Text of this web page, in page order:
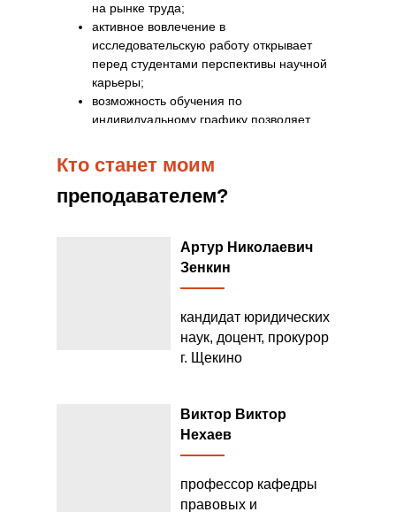
на рынке труда;
активное вовлечение в
исследовательскую работу открывает
перед студентами перспективы научной
карьеры;
возможность обучения по
индивидуальному графику позволяет
Артур Николаевич
Зенкин
кандидат юридических
наук, доцент, прокурор
г. Щекино
Виктор Виктор
Нехаев
профессор кафедры
правовых и
Кто станет моим
преподавателем?